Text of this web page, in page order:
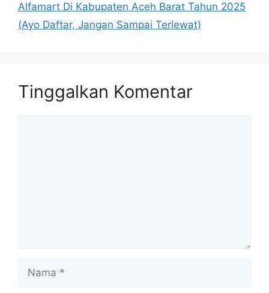
Alfamart Di Kabupaten Aceh Barat Tahun 2025
(Ayo Daftar, Jangan Sampai Terlewat)
Tinggalkan Komentar
Nama